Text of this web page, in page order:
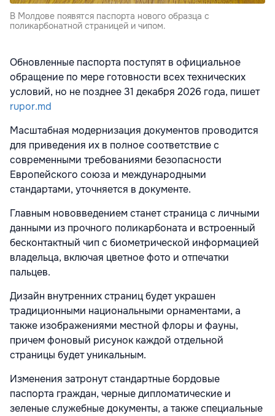
В Молдове появятся паспорта нового образца с
поликарбонатной страницей и чипом.
Обновленные паспорта поступят в официальное
обращение по мере готовности всех технических
условий, но не позднее 31 декабря 2026 года, пишет
rupor.md
Масштабная модернизация документов проводится
для приведения их в полное соответствие с
современными требованиями безопасности
Европейского союза и международными
стандартами, уточняется в документе.
Главным нововведением станет страница с личными
данными из прочного поликарбоната и встроенный
бесконтактный чип с биометрической информацией
владельца, включая цветное фото и отпечатки
пальцев.
Дизайн внутренних страниц будет украшен
традиционными национальными орнаментами, а
также изображениями местной флоры и фауны,
причем фоновый рисунок каждой отдельной
страницы будет уникальным.
Изменения затронут стандартные бордовые
паспорта граждан, черные дипломатические и
зеленые служебные документы, а также специальные